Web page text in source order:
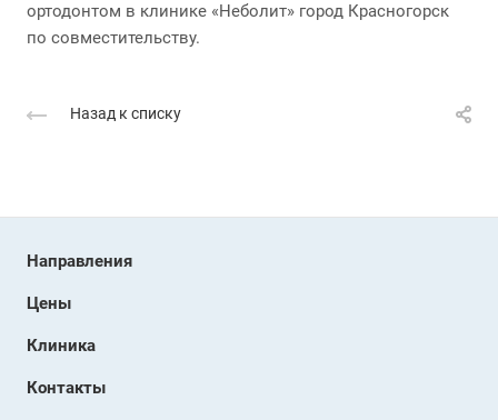
ортодонтом в клинике «Неболит» город Красногорск
по совместительству.
Назад к списку
Направления
Цены
Клиника
Контакты